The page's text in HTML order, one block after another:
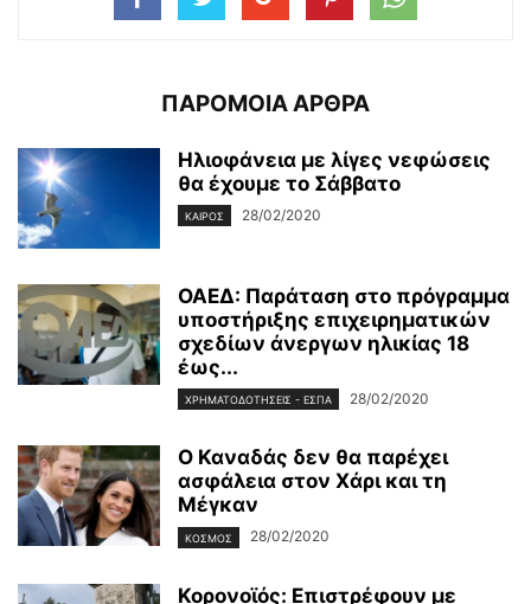
ΠΑΡΟΜΟΙΑ ΑΡΘΡΑ
Ηλιοφάνεια με λίγες νεφώσεις
θα έχουμε το Σάββατο
ΚΑΙΡΌΣ 28/02/2020
ΟΑΕΔ: Παράταση στο πρόγραμμα
υποστήριξης επιχειρηματικών
σχεδίων άνεργων ηλικίας 18
έως...
ΧΡΗΜΑΤΟΔΟΤΉΣΕΙΣ - ΕΣΠΑ 28/02/2020
Ο Καναδάς δεν θα παρέχει
ασφάλεια στον Χάρι και τη
Μέγκαν
ΚΌΣΜΟΣ 28/02/2020
Κορονοϊός: Επιστρέφουν με